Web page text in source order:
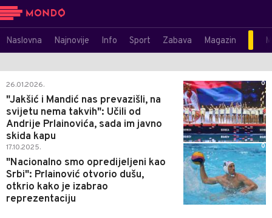
Naslovna Najnovije Info Sport Zabava Magazin
26.01.2026.
"Jakšić i Mandić nas prevazišli, na
svijetu nema takvih": Učili od
Andrije Prlainovića, sada im javno
skida kapu
0
17.10.2025.
"Nacionalno smo opredijeljeni kao
Srbi": Prlainović otvorio dušu,
otkrio kako je izabrao
reprezentaciju
0